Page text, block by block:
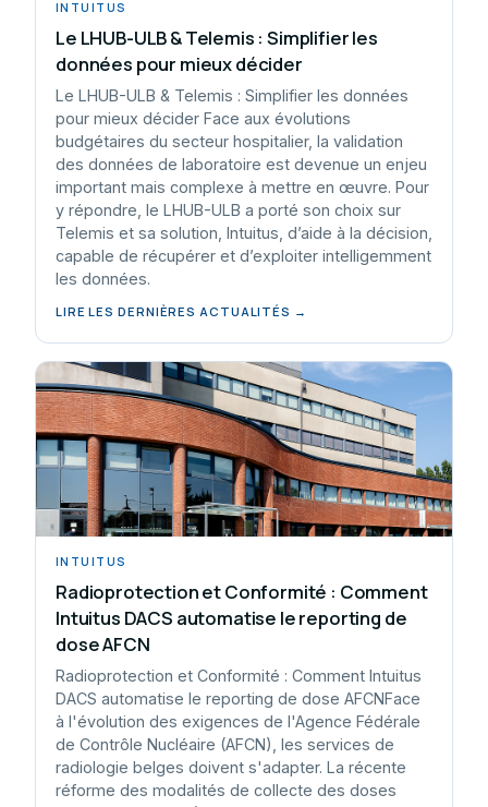
INTUITUS
Le LHUB-ULB & Telemis : Simplifier les
données pour mieux décider
Le LHUB-ULB & Telemis : Simplifier les données
pour mieux décider Face aux évolutions
budgétaires du secteur hospitalier, la validation
des données de laboratoire est devenue un enjeu
important mais complexe à mettre en œuvre. Pour
y répondre, le LHUB-ULB a porté son choix sur
Telemis et sa solution, Intuitus, d’aide à la décision,
capable de récupérer et d’exploiter intelligemment
les données.
LIRE LES DERNIÈRES ACTUALITÉS →
INTUITUS
Radioprotection et Conformité : Comment
Intuitus DACS automatise le reporting de
dose AFCN
Radioprotection et Conformité : Comment Intuitus
DACS automatise le reporting de dose AFCNFace
à l'évolution des exigences de l'Agence Fédérale
de Contrôle Nucléaire (AFCN), les services de
radiologie belges doivent s'adapter. La récente
réforme des modalités de collecte des doses